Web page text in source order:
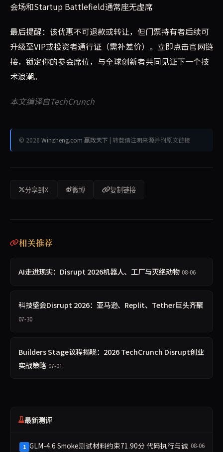
会场和Startup Battlefield通常座无虚席
最后提醒：该优惠不可退款或转让，但门票持有者后续可
升级至VIP或投资者通行证（需补差价）。立即点击官网链
接，锁定你的参会席位，与全球创新者共同见证下一个技
术浪潮。
本文编译自TechCrunch
© 2026 Winzheng.com 赢政天下 | 转载请注明来源并附原文链接
分享到X 微博 复制链接
相关推荐
AI走进现实：Disrupt 2026机器人、工厂与灭绝动物 08-06
科技盛会Disrupt 2026：亚马逊、Replit、Tether巨头齐聚
07-30
Builders Stage议程揭晓：2026 TechCrunch Disrupt创业
实战策略 07-01
最新测评
1 GLM-4.6 Smoke测试材料约束71.90分 代码执行与诚 08-06